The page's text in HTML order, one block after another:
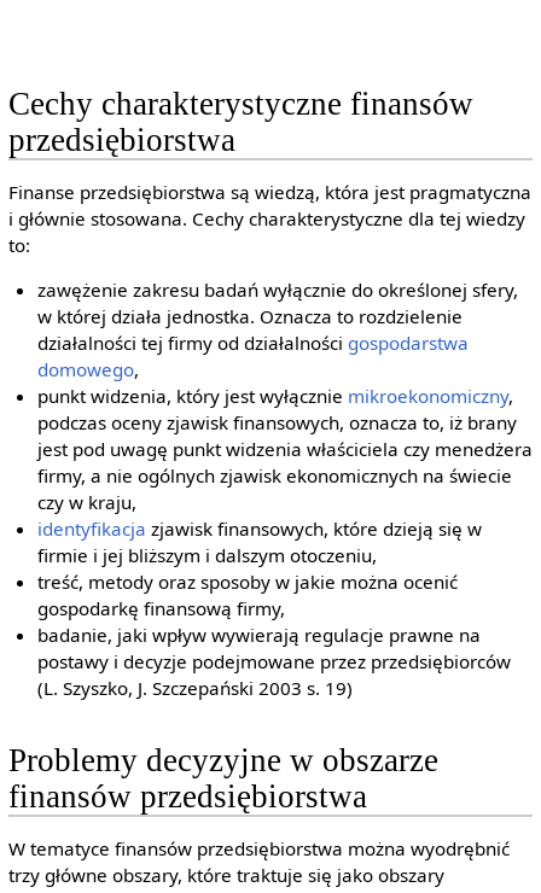
Cechy charakterystyczne finansów
przedsiębiorstwa
Finanse przedsiębiorstwa są wiedzą, która jest pragmatyczna
i głównie stosowana. Cechy charakterystyczne dla tej wiedzy
to:
zawężenie zakresu badań wyłącznie do określonej sfery,
w której działa jednostka. Oznacza to rozdzielenie
działalności tej firmy od działalności gospodarstwa
domowego,
punkt widzenia, który jest wyłącznie mikroekonomiczny,
podczas oceny zjawisk finansowych, oznacza to, iż brany
jest pod uwagę punkt widzenia właściciela czy menedżera
firmy, a nie ogólnych zjawisk ekonomicznych na świecie
czy w kraju,
identyfikacja zjawisk finansowych, które dzieją się w
firmie i jej bliższym i dalszym otoczeniu,
treść, metody oraz sposoby w jakie można ocenić
gospodarkę finansową firmy,
badanie, jaki wpływ wywierają regulacje prawne na
postawy i decyzje podejmowane przez przedsiębiorców
(L. Szyszko, J. Szczepański 2003 s. 19)
Problemy decyzyjne w obszarze
finansów przedsiębiorstwa
W tematyce finansów przedsiębiorstwa można wyodrębnić
trzy główne obszary, które traktuje się jako obszary